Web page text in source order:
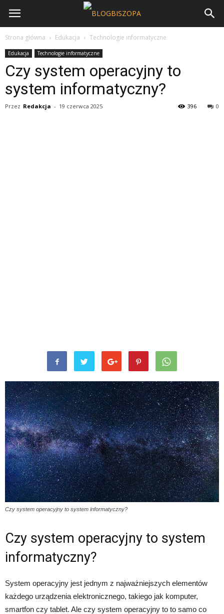
Strona główna Edukacja Technologie informatyczne
Edukacja Technologie informatyczne
Czy system operacyjny to
system informatyczny?
Przez Redakcja - 19 czerwca 2025 0
396
Czy system operacyjny to system informatyczny?
Czy system operacyjny to system
informatyczny?
System operacyjny jest jednym z najważniejszych elementów
każdego urządzenia elektronicznego, takiego jak komputer,
smartfon czy tablet. Ale czy system operacyjny to to samo co